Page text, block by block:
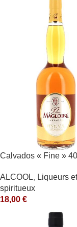
Calvados « Fine »
ALCOOL, Liqueurs et
spiritueux
18,00 €